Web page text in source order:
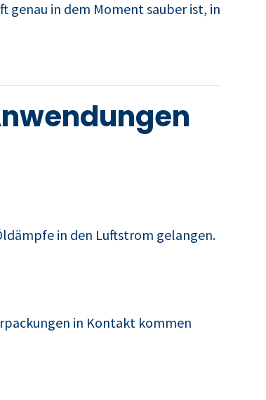
in dem Moment sauber ist, in
in den Luftstrom gelangen.
in Kontakt kommen